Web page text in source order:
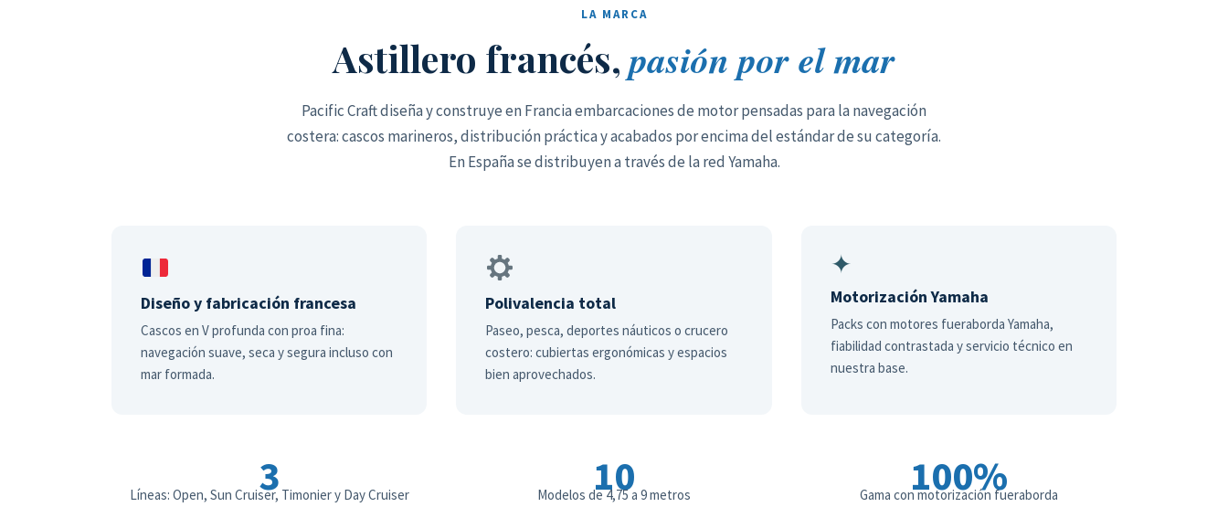
LA MARCA
Astillero francés,pasión por el mar
Pacific Craft diseña y construye en Francia embarcaciones de motor pensadas para la navegación
costera: cascos marineros, distribución práctica y acabados por encima del estándar de su categoría.
En España se distribuyen a través de la red Yamaha.
Diseño y fabricación francesa
Cascos en V profunda con proa fina:
navegación suave, seca y segura incluso con
mar formada.
Polivalencia total
Paseo, pesca, deportes náuticos o crucero
costero: cubiertas ergonómicas y espacios
bien aprovechados.
✦
Motorización Yamaha
Packs con motores fueraborda Yamaha,
fiabilidad contrastada y servicio técnico en
nuestra base.
3
Líneas: Open, Sun Cruiser, Timonier y Day Cruiser 10
Modelos de 4,75 a 9 metros 100%
Gama con motorización fueraborda